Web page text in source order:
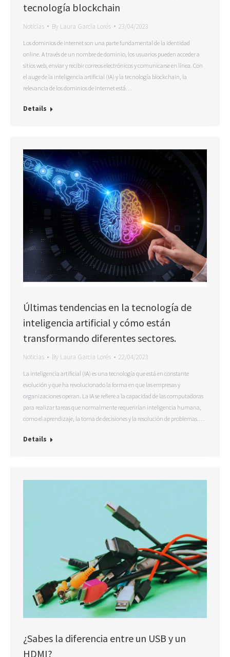
tecnología blockchain
Noticias By Laura Garcia Lorés 23/04/2023
Los dominios de internet son una parte fundamental de la identidad
online. A través de un nombre de dominio, los usuarios pueden acceder a
sitios web, enviar y recibir correos electrónicos y comunicarse en línea. Con
el auge de la inteligencia artificial (IA) y la tecnología blockchain, la
relevancia de los dominios de internet está…
Details
Últimas tendencias en la tecnología de
inteligencia artificial y cómo están
transformando diferentes sectores.
Noticias By Laura Garcia Lorés 22/04/2023
La inteligencia artificial (IA) es una tecnología que está en constante
evolución y que ha revolucionado la forma en que las empresas y
organizaciones operan. La IA se refiere a la capacidad de las computadoras
para realizar tareas que normalmente requerirían inteligencia humana,
como el aprendizaje, la toma de decisiones y la resolución de problemas.…
Details
¿Sabes la diferencia entre un USB y un
HDMI?